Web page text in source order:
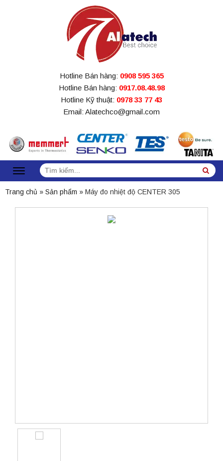
Hotline Bán hàng: 0908 595 365
Hotline Bán hàng: 0917.08.48.98
Hotline Kỹ thuật: 0978 33 77 43
Email: Alatechco@gmail.com
Tìm
kiếm:
Trang chủ » Sản phẩm » Máy đo nhiệt độ CENTER 305